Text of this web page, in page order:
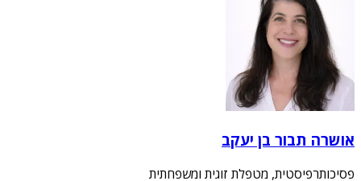
אושרה תבור בן יעקב
פסיכותרפיסטית, מטפלת זוגית ומשפחתית